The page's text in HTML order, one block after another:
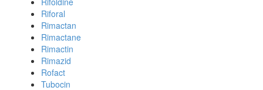
Riforal
Rimactan
Rimactane
Rimactin
Rimazid
Rofact
Tubocin